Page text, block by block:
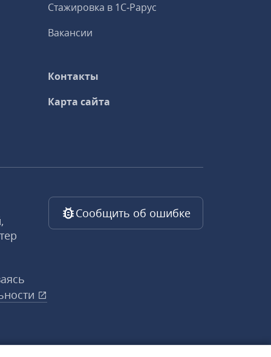
Стажировка в 1С‑Рарус
Вакансии
Контакты
Карта сайта
Сообщить об ошибке